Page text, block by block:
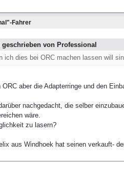
Fahrer
von Professional
ich dies bei ORC machen lassen will
ORC aber die Adapterringe und den
nachgedacht, die selber
wäre.
zu lasern?
aus Windhoek hat seinen verkauft-